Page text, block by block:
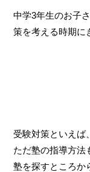
中学3年生のお子
策を考える時期に
受験対策といえば
ただ塾の指導方法
塾を探すところか